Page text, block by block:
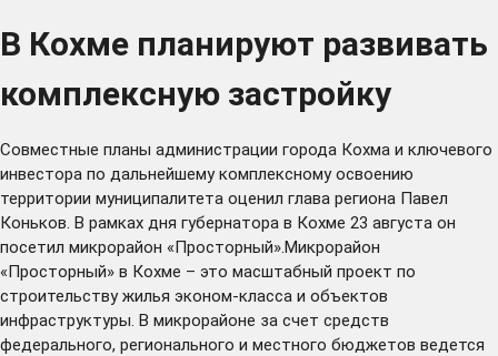
В Кохме планируют развивать
комплексную застройку
Совместные планы администрации города Кохма и ключевого
инвестора по дальнейшему комплексному освоению
территории муниципалитета оценил глава региона Павел
Коньков. В рамках дня губернатора в Кохме 23 августа он
посетил микрорайон «Просторный».Микрорайон
«Просторный» в Кохме – это масштабный проект по
строительству жилья эконом-класса и объектов
инфраструктуры. В микрорайоне за счет средств
федерального, регионального и местного бюджетов ведется